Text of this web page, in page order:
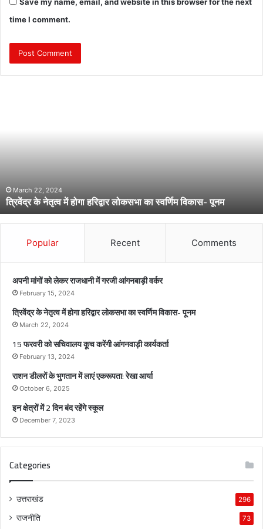
time I comment.
गा
ह
रि
लो
म
March 22, 2024
त्रिवेंद्र के नेतृत्व में होगा हरिद्वार लोकसभा का स्वर्णिम विकास- पूनम
Popular Recent Comments
अपनी मांगों को लेकर राजधानी में गरजी आंगनबाड़ी वर्कर
February 15, 2024
त्रिवेंद्र के नेतृत्व में होगा हरिद्वार लोकसभा का स्वर्णिम विकास- पूनम
March 22, 2024
15 फरवरी को सचिवालय कूच करेंगी आंगनवाड़ी कार्यकर्ता
February 13, 2024
राशन डीलरों के भुगतान में लाएं एकरूपता: रेखा आर्या
October 6, 2025
इन क्षेत्रों में 2 दिन बंद रहेंगे स्कूल
December 7, 2023
Categories
उत्तराखंड 296
राजनीति 73